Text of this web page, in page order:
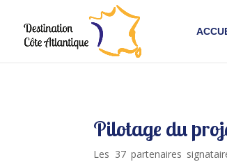
Pilotage du
Les 37 partenaires